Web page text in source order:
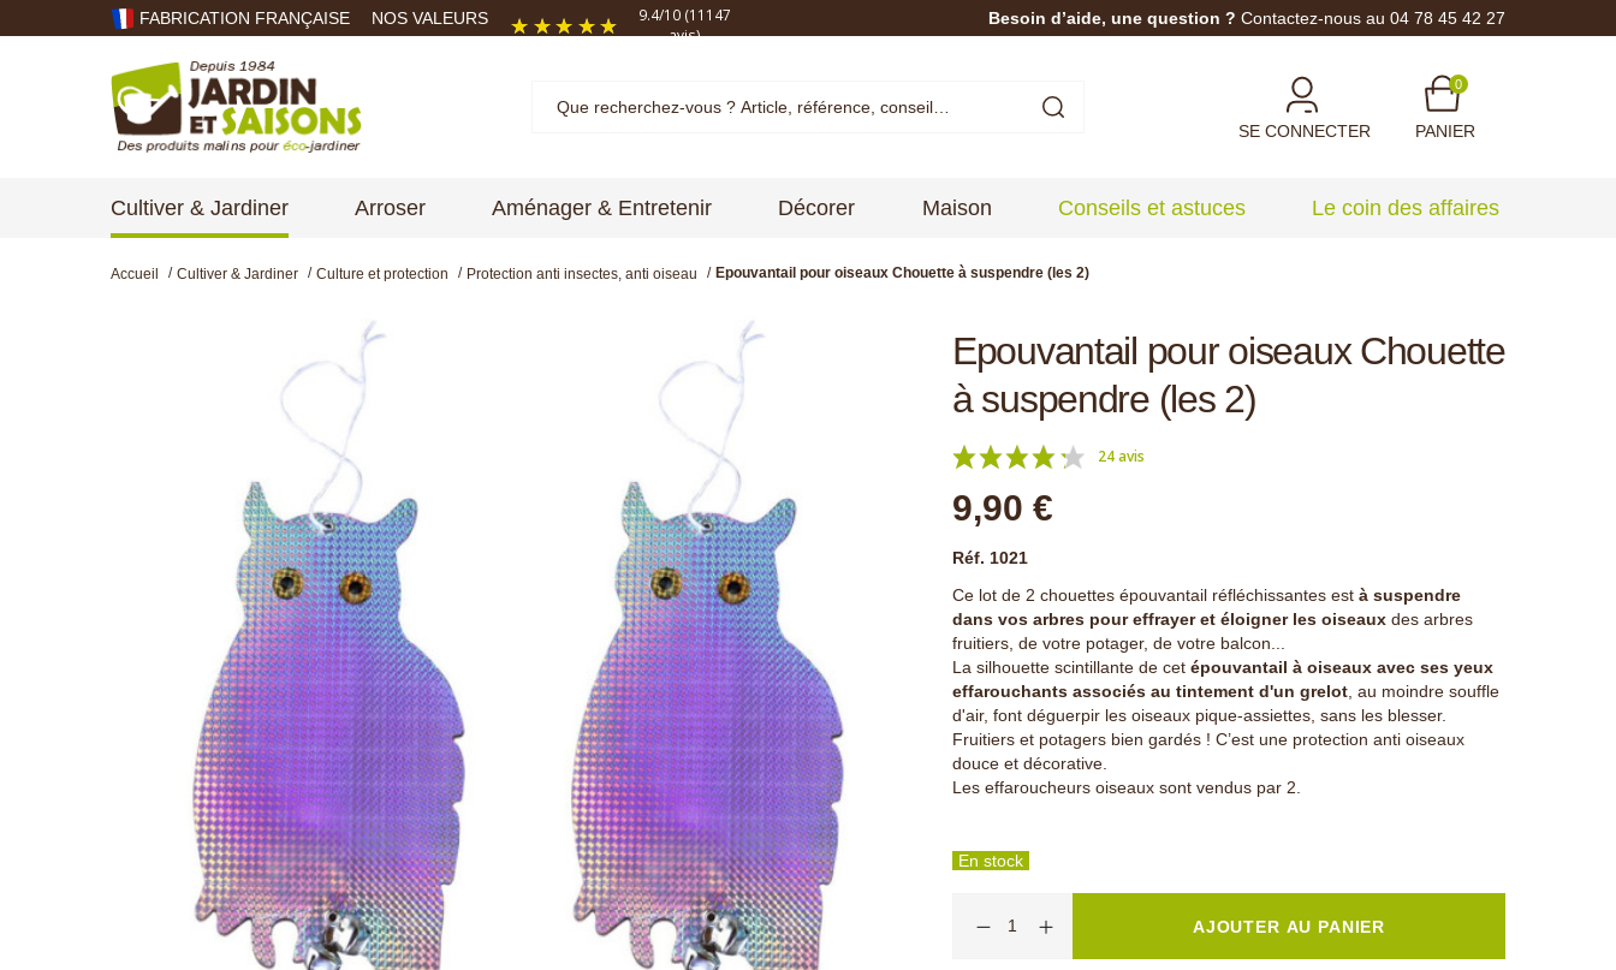
FABRICATION FRANÇAISE NOS VALEURS
avis)
Besoin d’aide, une question ? Contactez-nous au 04 78 45 42 27
SE CONNECTER PANIER
0
Cultiver & Jardiner Arroser Aménager & Entretenir Décorer Maison Conseils et astuces Le coin des affaires
Accueil Cultiver & Jardiner Culture et protection Protection anti insectes, anti oiseau Epouvantail pour oiseaux Chouette à suspendre (les 2)
Epouvantail pour oiseaux Chouette
à suspendre (les 2)
24 avis
9,90 €
Réf. 1021
Ce lot de 2 chouettes épouvantail réfléchissantes est à suspendre
dans vos arbres pour effrayer et éloigner les oiseaux des arbres
fruitiers, de votre potager, de votre balcon...
La silhouette scintillante de cet épouvantail à oiseaux avec ses yeux
effarouchants associés au tintement d'un grelot, au moindre souffle
d'air, font déguerpir les oiseaux pique-assiettes, sans les blesser.
Fruitiers et potagers bien gardés ! C’est une protection anti oiseaux
douce et décorative.
Les effaroucheurs oiseaux sont vendus par 2.
En stock
AJOUTER AU PANIER